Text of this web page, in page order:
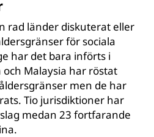
rad länder diskuterat eller
för sociala
har det bara införts i
Malaysia har röstat
men de har
Tio jurisdiktioner har
medan 23 fortfarande